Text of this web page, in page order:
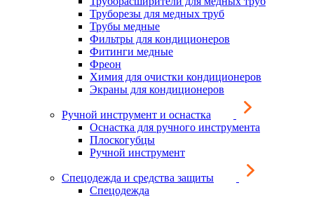
Труборезы для медных труб
Трубы медные
Фильтры для кондиционеров
Фитинги медные
Фреон
Химия для очистки кондиционеров
Экраны для кондиционеров
Ручной инструмент и оснастка
Оснастка для ручного инструмента
Плоскогубцы
Ручной инструмент
Спецодежда и средства защиты
Спецодежда